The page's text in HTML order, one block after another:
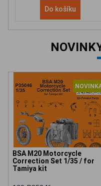
Do košíku
BSA M20 Motorcycle
Correction Set 1/35 / for
Tamiya kit